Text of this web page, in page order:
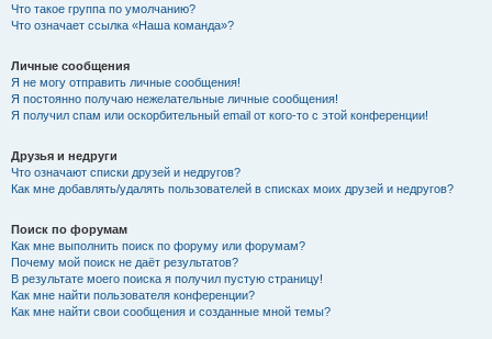
Что такое группа по умолчанию?
Что означает ссылка «Наша команда»?
Личные сообщения
Я не могу отправить личные сообщения!
Я постоянно получаю нежелательные личные сообщения!
Я получил спам или оскорбительный email от кого-то с этой конференции!
Друзья и недруги
Что означают списки друзей и недругов?
Как мне добавлять/удалять пользователей в списках моих друзей и недругов?
Поиск по форумам
Как мне выполнить поиск по форуму или форумам?
Почему мой поиск не даёт результатов?
В результате моего поиска я получил пустую страницу!
Как мне найти пользователя конференции?
Как мне найти свои сообщения и созданные мной темы?